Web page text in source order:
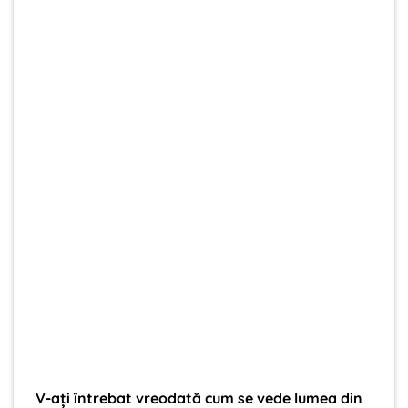
V-aţi întrebat vreodată cum se vede lumea din